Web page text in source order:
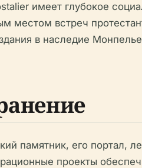
имеет глубокое
местом встреч
в наследие
памятник, его портал,
проекты